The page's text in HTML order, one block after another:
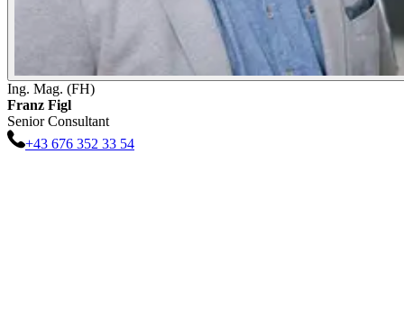
Ing. Mag. (FH)
Franz Figl
Senior Consultant
+43 676 352 33 54